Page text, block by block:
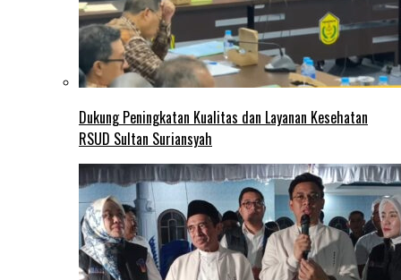
Dukung Peningkatan Kualitas dan Layanan Kesehatan
RSUD Sultan Suriansyah